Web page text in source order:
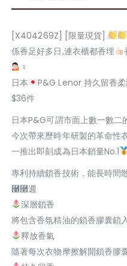
[X404269Z] [限量現貨]
係香足好多日,連衣櫃都香埋
‍♀
日本
P&G Lenor 持久留香
$36件
日本P&G可謂市面上數一數二
今次帶來歷時年研製的革命性
一推出即刻成為日本銷量No.1
專利持續鎖香技術，能長時間
⿡⿢週
深層鎖香
將包含香氛精油的鎖香膠囊鎖
釋放香氣
隨著每次衣物摩擦解開鎖香膠